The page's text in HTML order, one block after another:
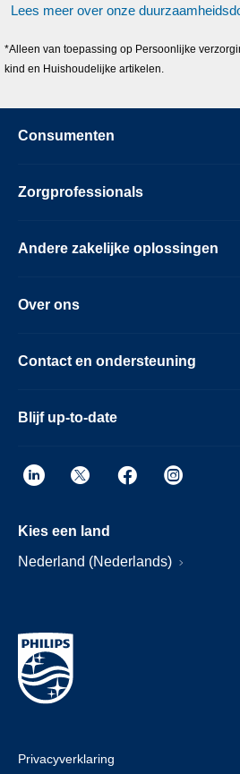
Lees meer over onze
*Alleen van toepassing op Persoonlijke
kind en Huishoudelijke artikelen.
Consumenten
Zorgprofessionals
Andere zakelijke oplossingen
Over ons
Contact en ondersteuning
Blijf up-to-date
Kies een land
Nederland (Nederlands)
Privacyverklaring